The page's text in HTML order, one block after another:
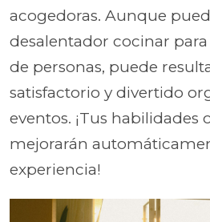
acogedoras. Aunque
desalentador cocinar
de personas, puede
satisfactorio y divertido
eventos. ¡Tus
mejorarán
experiencia!